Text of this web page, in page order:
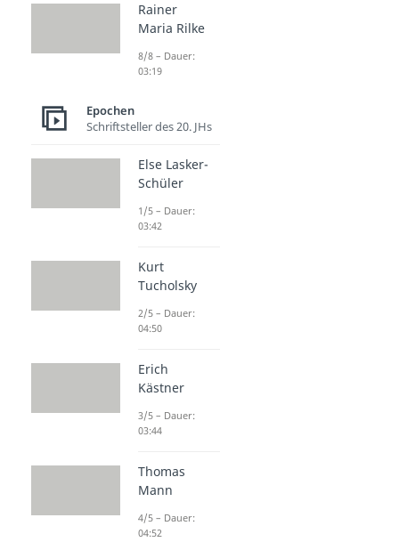
Rainer
Maria Rilke
8/8 – Dauer:
03:19
Epochen
Schriftsteller des 20. JHs
Else Lasker-
Schüler
1/5 – Dauer:
03:42
Kurt
Tucholsky
2/5 – Dauer:
04:50
Erich
Kästner
3/5 – Dauer:
03:44
Thomas
Mann
4/5 – Dauer:
04:52